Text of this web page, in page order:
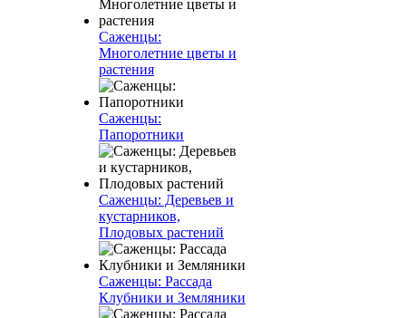
Саженцы:
Многолетние цветы и
растения
Саженцы:
Папоротники
Саженцы: Деревьев и
кустарников,
Плодовых растений
Саженцы: Рассада
Клубники и Земляники